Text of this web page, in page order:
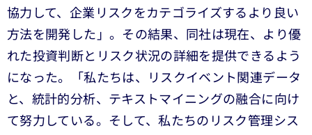
協力して、企業リスクをカテゴライズするより良い
方法を開発した」。その結果、同社は現在、より優
れた投資判断とリスク状況の詳細を提供できるよう
になった。「私たちは、リスクイベント関連データ
と、統計的分析、テキストマイニングの融合に向け
て努力している。そして、私たちのリスク管理シス